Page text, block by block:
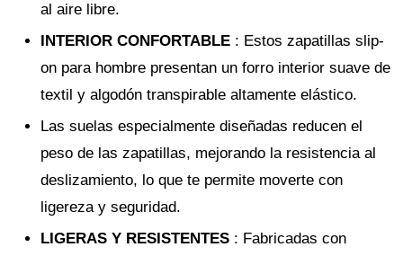
al aire libre.
INTERIOR CONFORTABLE : Estos zapatillas slip-
on para hombre presentan un forro interior suave de
textil y algodón transpirable altamente elástico.
Las suelas especialmente diseñadas reducen el
peso de las zapatillas, mejorando la resistencia al
deslizamiento, lo que te permite moverte con
ligereza y seguridad.
LIGERAS Y RESISTENTES : Fabricadas con